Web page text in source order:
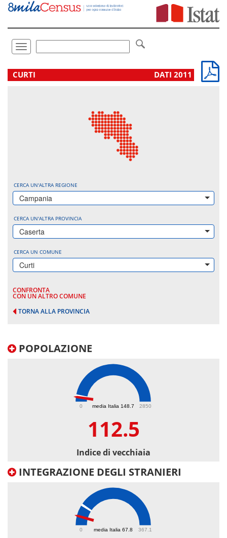
Vai
direttamente
Toggle
navigation
.
CURTI DATI 2011
CERCA UN'ALTRA REGIONE
Campania
CERCA UN'ALTRA PROVINCIA
Caserta
CERCA UN COMUNE
Curti
CONFRONTA
CON UN ALTRO COMUNE
TORNA ALLA PROVINCIA
POPOLAZIONE
media Italia 148.7
0 2850
112.5
Indice di vecchiaia
INTEGRAZIONE DEGLI STRANIERI
media Italia 67.8
0 367.1